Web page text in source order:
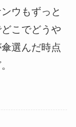
ウもずっと
こでどうや
選んだ時点